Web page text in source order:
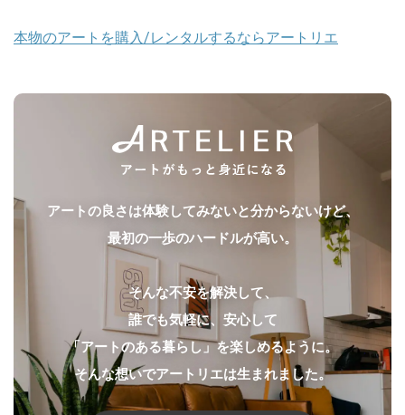
本物のアートを購入/レンタルするならアートリエ
アートの良さは体験してみないと分からないけど、
最初の一歩のハードルが高い。
そんな不安を解決して、
誰でも気軽に、安心して
「アートのある暮らし」を楽しめるように。
そんな想いでアートリエは生まれました。